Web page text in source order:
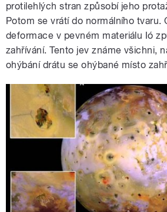
protilehlých stran způsobí jeho
Potom se vrátí do normálního tvaru.
deformace v pevném materiálu Ió
zahřívání. Tento jev známe všichni,
ohýbání drátu se ohýbané místo